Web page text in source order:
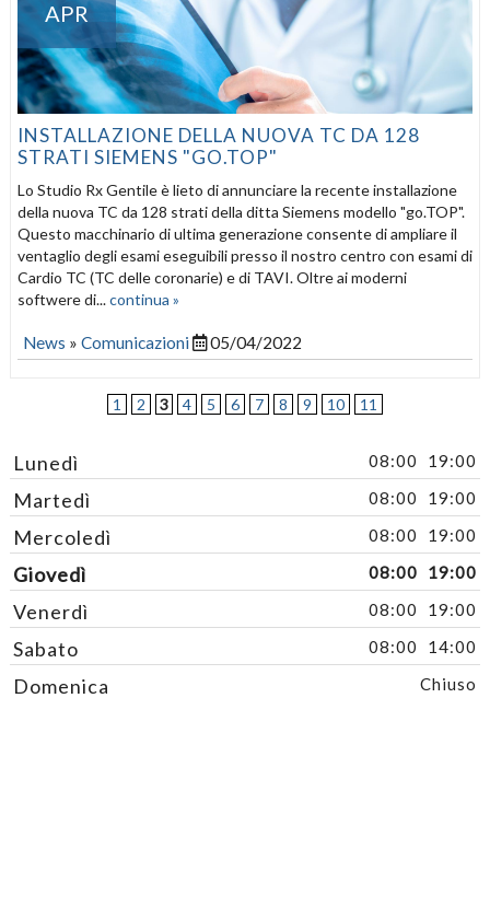
APR
INSTALLAZIONE DELLA NUOVA TC DA 128
STRATI SIEMENS "GO.TOP"
Lo Studio Rx Gentile è lieto di annunciare la recente installazione
della nuova TC da 128 strati della ditta Siemens modello "go.TOP".
Questo macchinario di ultima generazione consente di ampliare il
ventaglio degli esami eseguibili presso il nostro centro con esami di
Cardio TC (TC delle coronarie) e di TAVI. Oltre ai moderni
softwere di...continua »
News » Comunicazioni 05/04/2022
1 2 3 4 5 6 7 8 9 10 11
Lunedì 08:00 19:00
Martedì 08:00 19:00
Mercoledì 08:00 19:00
Giovedì 08:00 19:00
Venerdì 08:00 19:00
Sabato 08:00 14:00
Domenica Chiuso